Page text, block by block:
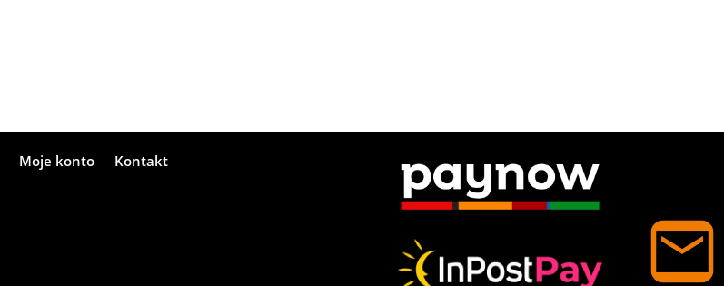
Moje konto Kontakt